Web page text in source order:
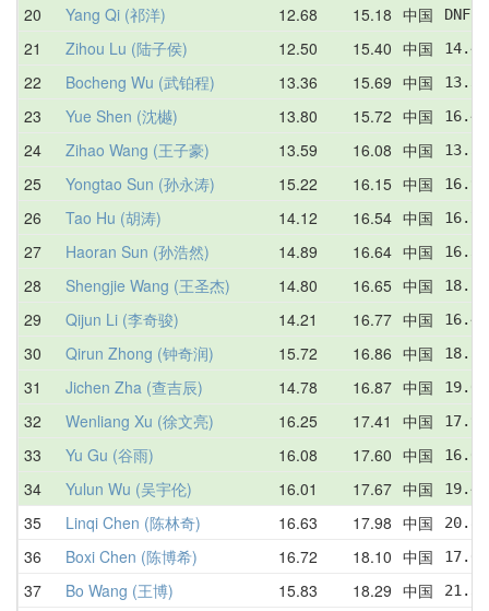
20 Yang Qi (祁洋) 12.68 15.18 中国
21 Zihou Lu (陆子侯) 12.50 15.40 中国
22 Bocheng Wu (武铂程) 13.36 15.69 中国
23 Yue Shen (沈樾) 13.80 15.72 中国
24 Zihao Wang (王子豪) 13.59 16.08 中国
25 Yongtao Sun (孙永涛) 15.22 16.15 中国
26 Tao Hu (胡涛) 14.12 16.54 中国
27 Haoran Sun (孙浩然) 14.89 16.64 中国
28 Shengjie Wang (王圣杰) 14.80 16.65 中国
29 Qijun Li (李奇骏) 14.21 16.77 中国
30 Qirun Zhong (钟奇润) 15.72 16.86 中国
31 Jichen Zha (查吉辰) 14.78 16.87 中国
32 Wenliang Xu (徐文亮) 16.25 17.41 中国
33 Yu Gu (谷雨) 16.08 17.60 中国
34 Yulun Wu (吴宇伦) 16.01 17.67 中国
35 Linqi Chen (陈林奇) 16.63 17.98 中国
36 Boxi Chen (陈博希) 16.72 18.10 中国
37 Bo Wang (王博) 15.83 18.29 中国